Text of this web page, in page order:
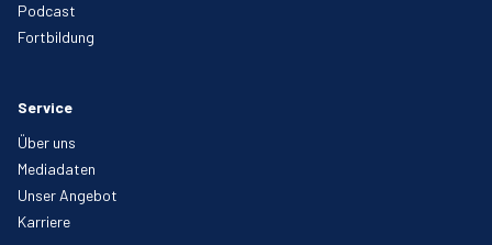
Podcast
Fortbildung
Service
Über uns
Mediadaten
Unser Angebot
Karriere